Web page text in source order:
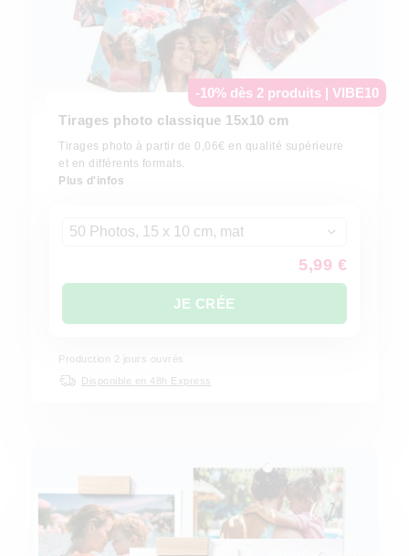
-10% dès 2 produits | VIBE10
Tirages photo classique 15x10 cm
Tirages photo à partir de 0,06€ en qualité supérieure
et en différents formats.
Plus d'infos
50 Photos, 15 x 10 cm, mat
5,99 €
JE CRÉE
Production 2 jours ouvrés
Disponible en 48h Express